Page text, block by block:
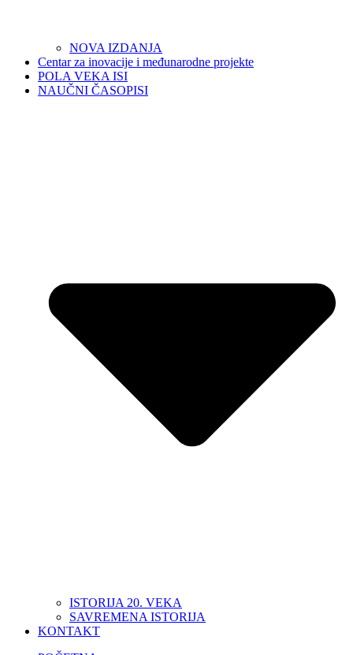
NOVA IZDANJA
Centar za inovacije i međunarodne projekte
POLA VEKA ISI
NAUČNI ČASOPISI
ISTORIJA 20. VEKA
SAVREMENA ISTORIJA
KONTAKT